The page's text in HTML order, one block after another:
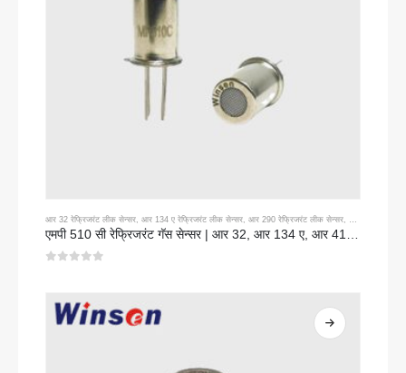
आर 32 रेफ्रिजरंट लीक सेन्सर, आर 134 ए रेफ्रिजरंट लीक सेन्सर, आर 290 रेफ्रिजरंट लीक सेन्सर, आर 410 ए
एमपी 510 सी रेफ्रिजरंट गॅस सेन्सर | आर 32, आर 134 ए, आर 410 ए, आर 290 साठी उच्च-संवेदनशीलता फ्रीऑन लीक शोध